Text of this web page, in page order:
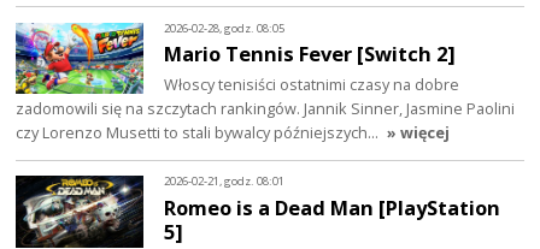
2026-02-28, godz. 08:05
Mario Tennis Fever [Switch 2]
Włoscy tenisiści ostatnimi czasy na dobre
zadomowili się na szczytach rankingów. Jannik Sinner, Jasmine Paolini
czy Lorenzo Musetti to stali bywalcy późniejszych… » więcej
2026-02-21, godz. 08:01
Romeo is a Dead Man [PlayStation
5]